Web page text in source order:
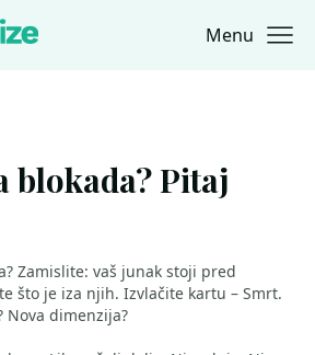
Menu
blokada? Pitaj
Zamislite: vaš junak stoji pred
što je iza njih. Izvlačite kartu – Smrt.
Nova dimenzija?